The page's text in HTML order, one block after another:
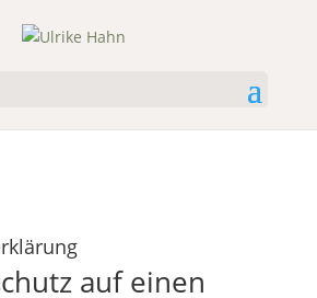
auf einen